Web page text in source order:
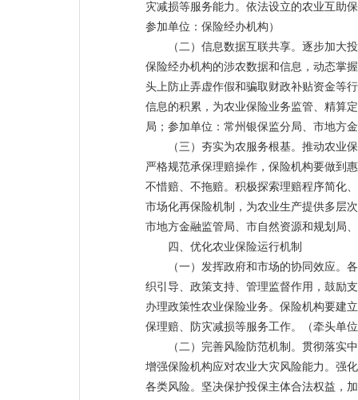
灾减损等服务能力。依法设立的农业互助
参加单位：保险经办机构）
（二）信息数据互联共享。逐步加大
保险经办机构的涉农数据和信息，动态掌
头上防止弄虚作假和骗取财政补贴资金等
信息的积累，为农业保险业务监管、精算
局；参加单位：常州银保监分局、市地方
（三）夯实为农服务根基。推动农业
严格规范承保理赔操作，保险机构要做到
不惜赔、不拖赔。积极探索理赔程序简化
市场化再保险机制，为农业生产提供多层
市地方金融监管局、市自然资源和规划局
四、优化农业保险运行机制
（一）发挥政府和市场的协同效应。
织引导、政策支持、管理监督作用，鼓励
办理政策性农业保险业务。保险机构要建
保理赔、防灾减损等服务工作。（牵头单
（二）完善风险防范机制。贯彻落实
增强保险机构应对农业大灾风险能力。强
各类风险。坚决保护投保主体合法权益，